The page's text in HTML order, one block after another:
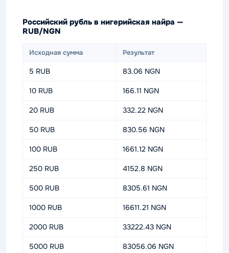
Российский рубль в нигерийская найра —
RUB/NGN
Исходная сумма Результат
5 RUB 83.06 NGN
10 RUB 166.11 NGN
20 RUB 332.22 NGN
50 RUB 830.56 NGN
100 RUB 1661.12 NGN
250 RUB 4152.8 NGN
500 RUB 8305.61 NGN
1000 RUB 16611.21 NGN
2000 RUB 33222.43 NGN
5000 RUB 83056.06 NGN